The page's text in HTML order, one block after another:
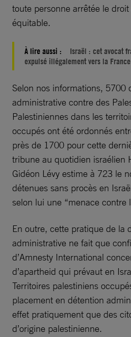
toute personne arrêtée le
équitable.
À lire aussi :
Israël : cet avocat
expulsé illégalement vers la France
Selon nos informations, 5700
administrative contre des
Palestiniennes dans les
occupés ont été ordonnés
près de 1700 pour cette
tribune au quotidien israélien
Gidéon Lévy estime à 723 le
détenues sans procès en
selon lui une “menace contre
En outre, cette pratique de la
administrative ne fait que
d’Amnesty International
d’apartheid qui prévaut en
Territoires palestiniens
placement en détention
effet pratiquement que des
d’origine palestinienne.